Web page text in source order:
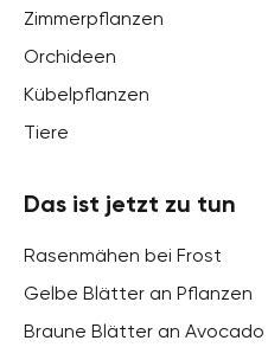
Zimmerpflanzen
Orchideen
Kübelpflanzen
Tiere
Das ist jetzt zu tun
Rasenmähen bei Frost
Gelbe Blätter an Pflanzen
Braune Blätter an Avocado